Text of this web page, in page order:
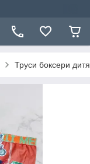
Труси боксери